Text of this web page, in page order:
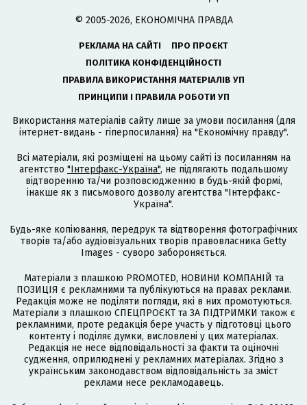
© 2005-2026, ЕКОНОМІЧНА ПРАВДА
РЕКЛАМА НА САЙТІ
ПРО ПРОЄКТ
ПОЛІТИКА КОНФІДЕНЦІЙНОСТІ
ПРАВИЛА ВИКОРИСТАННЯ МАТЕРІАЛІВ УП
ПРИНЦИПИ І ПРАВИЛА РОБОТИ УП
Використання матеріалів сайту лише за умови посилання (для
інтернет-видань - гіперпосилання) на "Економічну правду".
Всі матеріали, які розміщені на цьому сайті із посиланням на
агентство "Інтерфакс-Україна", не підлягають подальшому
відтворенню та/чи розповсюдженню в будь-якій формі,
інакше як з письмового дозволу агентства "Інтерфакс-
Україна".
Будь-яке копіювання, передрук та відтворення фотографічних
творів та/або аудіовізуальних творів правовласника Getty
Images - суворо забороняється.
Матеріали з плашкою PROMOTED, НОВИНИ КОМПАНІЙ та
ПОЗИЦІЯ є рекламними та публікуються на правах реклами.
Редакція може не поділяти погляди, які в них промотуються.
Матеріали з плашкою СПЕЦПРОЄКТ та ЗА ПІДТРИМКИ також є
рекламними, проте редакція бере участь у підготовці цього
контенту і поділяє думки, висловлені у цих матеріалах.
Редакція не несе відповідальності за факти та оціночні
судження, оприлюднені у рекламних матеріалах. Згідно з
українським законодавством відповідальність за зміст
реклами несе рекламодавець.